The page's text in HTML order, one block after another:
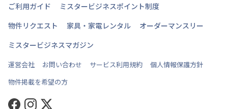
ご利用ガイド
ミスタービジネスポイント制度
物件リクエスト
家具・家電レンタル
オーダーマンスリー
ミスタービジネスマガジン
運営会社 お問い合わせ サービス利用規約
個人情報保護方針
物件掲載を希望の方
Facebook
Instagram
Twitter